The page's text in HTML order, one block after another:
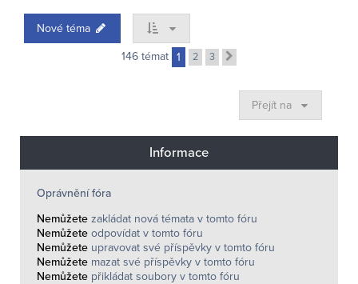
Nové téma
146 témat 1 2 3
Přejít na
Informace
Oprávnění fóra
Nemůžete zakládat nová témata v tomto fóru
Nemůžete odpovídat v tomto fóru
Nemůžete upravovat své příspěvky v tomto fóru
Nemůžete mazat své příspěvky v tomto fóru
Nemůžete přikládat soubory v tomto fóru